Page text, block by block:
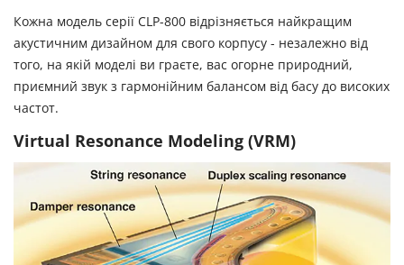
Кожна модель серії CLP-800 відрізняється найкращим
акустичним дизайном для свого корпусу - незалежно від
того, на якій моделі ви граєте, вас огорне природний,
приємний звук з гармонійним балансом від басу до високих
частот.
Virtual Resonance Modeling (VRM)